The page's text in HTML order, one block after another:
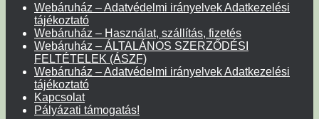
Webáruház – Adatvédelmi irányelvek Adatkezelési
tájékoztató
Webáruház – Használat, szállítás, fizetés
Webáruház – ÁLTALÁNOS SZERZŐDÉSI
FELTÉTELEK (ÁSZF)
Webáruház – Adatvédelmi irányelvek Adatkezelési
tájékoztató
Kapcsolat
Pályázati támogatás!